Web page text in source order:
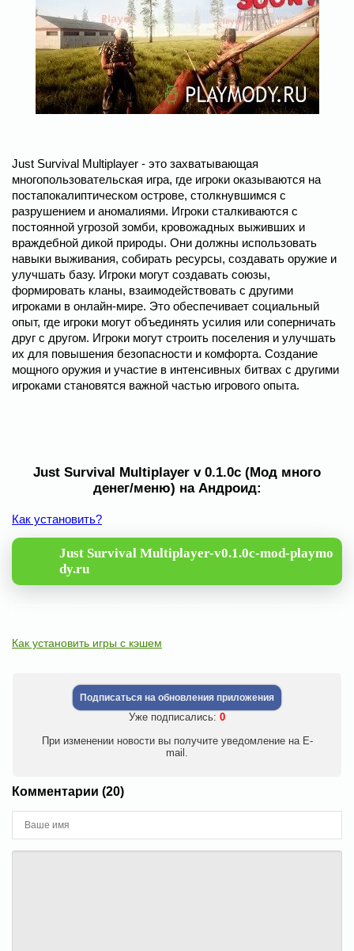
Just Survival Multiplayer - это захватывающая
многопользовательская игра, где игроки оказываются на
постапокалиптическом острове, столкнувшимся с
разрушением и аномалиями. Игроки сталкиваются с
постоянной угрозой зомби, кровожадных выживших и
враждебной дикой природы. Они должны использовать
навыки выживания, собирать ресурсы, создавать оружие и
улучшать базу. Игроки могут создавать союзы,
формировать кланы, взаимодействовать с другими
игроками в онлайн-мире. Это обеспечивает социальный
опыт, где игроки могут объединять усилия или соперничать
друг с другом. Игроки могут строить поселения и улучшать
их для повышения безопасности и комфорта. Создание
мощного оружия и участие в интенсивных битвах с другими
игроками становятся важной частью игрового опыта.
Just Survival Multiplayer v 0.1.0c (Мод много
денег/меню) на Андроид:
Как установить?
Just Survival Multiplayer-v0.1.0c-mod-playmo
dy.ru
Как установить игры с кэшем
Подписаться на обновления приложения
Уже подписались: 0
При изменении новости вы получите уведомление на E-
mail.
Комментарии (20)